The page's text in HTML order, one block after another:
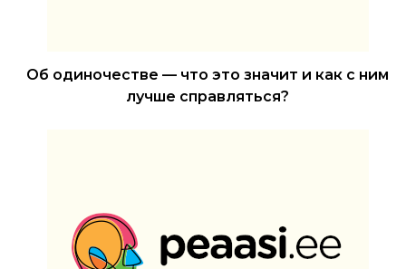
Об одиночестве — что это значит и как с ним
лучше справляться?